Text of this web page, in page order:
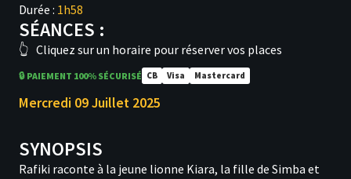
Durée : 1h58
SÉANCES :
👆 Cliquez sur un horaire pour réserver vos places
🔒 PAIEMENT 100% SÉCURISÉ CB Visa Mastercard
Mercredi 09 Juillet 2025
SYNOPSIS
Rafiki raconte à la jeune lionne Kiara, la fille de Simba et